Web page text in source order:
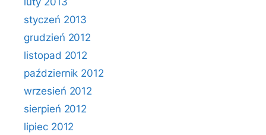
styczeń 2013
grudzień 2012
listopad 2012
październik 2012
wrzesień 2012
sierpień 2012
lipiec 2012